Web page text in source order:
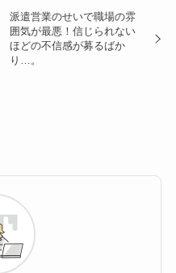
派遣営業のせいで職場の雰
囲気が最悪！信じられない
ほどの不信感が募るばか
り…。